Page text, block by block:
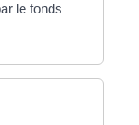
le fonds